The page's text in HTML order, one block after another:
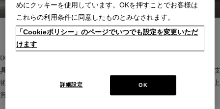
IXC（イクスシー）は、”Emotional Minimalism”を掲げるグローバル家
具ブランド。ヨーロッパの家具文化と日本の美意識を融合し、素材や技
術を活かした持続可能で洗練されたインテリアを提案。長く愛される上
質な暮らしを届けます。
めにクッキーを使用しています。OKを押すことでお客様は
これらの利用条件に同意したものとみなされます。
「Cookieポリシー」のページでいつでも設定を変更いただ
けます
OK
詳細設定